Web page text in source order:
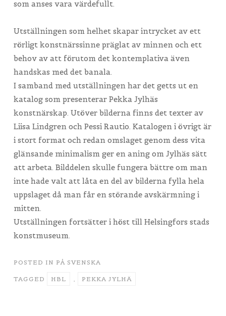
som anses vara värdefullt.
Utställningen som helhet skapar intrycket av ett
rörligt konstnärssinne präglat av minnen och ett
behov av att förutom det kontemplativa även
handskas med det banala.
I samband med utställningen har det getts ut en
katalog som presenterar Pekka Jylhäs
konstnärskap. Utöver bilderna finns det texter av
Liisa Lindgren och Pessi Rautio. Katalogen i övrigt är
i stort format och redan omslaget genom dess vita
glänsande minimalism ger en aning om Jylhäs sätt
att arbeta. Bilddelen skulle fungera bättre om man
inte hade valt att låta en del av bilderna fylla hela
uppslaget då man får en störande avskärmning i
mitten.
Utställningen fortsätter i höst till Helsingfors stads
konstmuseum.
POSTED IN PÅ SVENSKA
TAGGED HBL , PEKKA JYLHÄ